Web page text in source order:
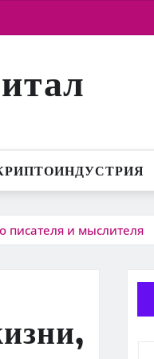
писателя и мыслителя